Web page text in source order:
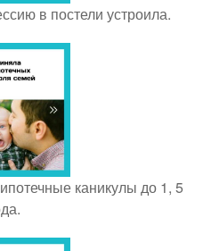
в постели устроила.
каникулы до 1, 5